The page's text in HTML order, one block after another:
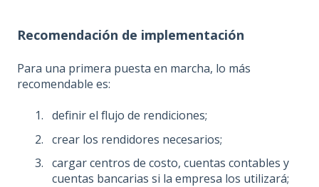
Recomendación de implementación
Para una primera puesta en marcha, lo más
recomendable es:
definir el flujo de rendiciones;
crear los rendidores necesarios;
cargar centros de costo, cuentas contables y
cuentas bancarias si la empresa los utilizará;